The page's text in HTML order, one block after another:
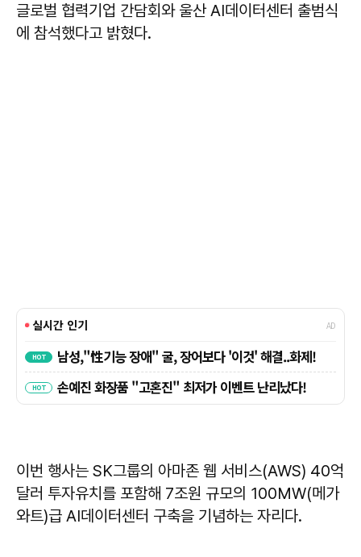
글로벌 협력기업 간담회와 울산 AI데이터센터 출범식
에 참석했다고 밝혔다.
이번 행사는 SK그룹의 아마존 웹 서비스(AWS) 40억
달러 투자유치를 포함해 7조원 규모의 100MW(메가
와트)급 AI데이터센터 구축을 기념하는 자리다.